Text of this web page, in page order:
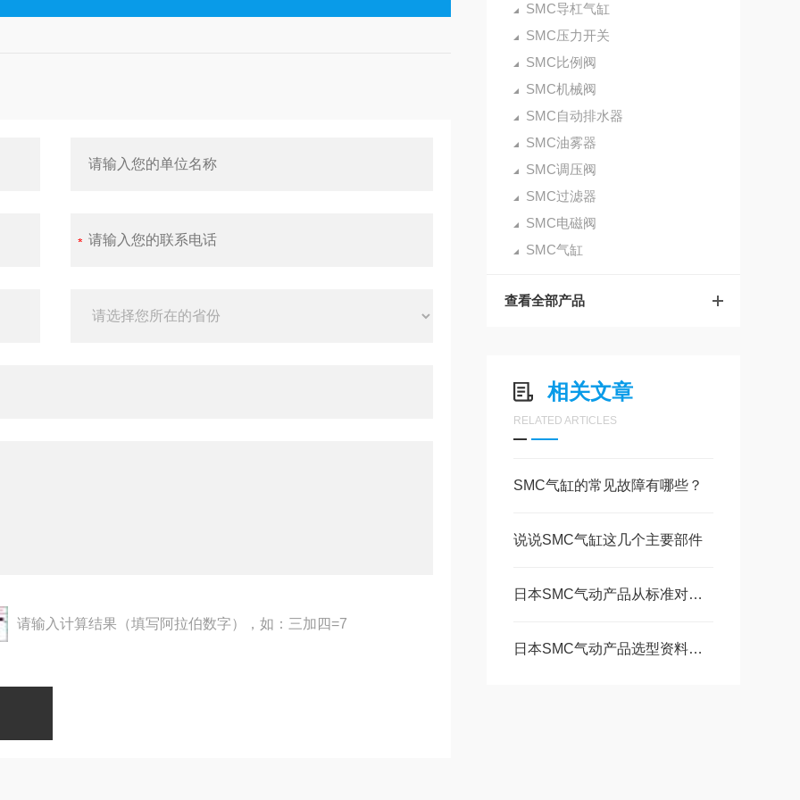
SMC导杠气缸
SMC压力开关
SMC比例阀
SMC机械阀
SMC自动排水器
SMC油雾器
SMC调压阀
SMC过滤器
SMC电磁阀
SMC气缸
查看全部产品
相关文章
RELATED ARTICLES
SMC气缸的常见故障有哪些？
说说SMC气缸这几个主要部件
日本SMC气动产品从标准对应到“特殊定制”
日本SMC气动产品选型资料和注意事项
请输入计算结果（填写阿拉伯数字），如：三加四=7